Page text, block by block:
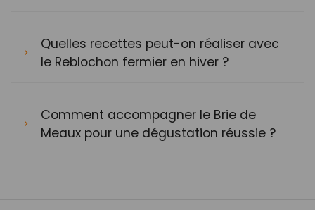
Quelles recettes peut-on réaliser avec
le Reblochon fermier en hiver ?
Comment accompagner le Brie de
Meaux pour une dégustation réussie ?